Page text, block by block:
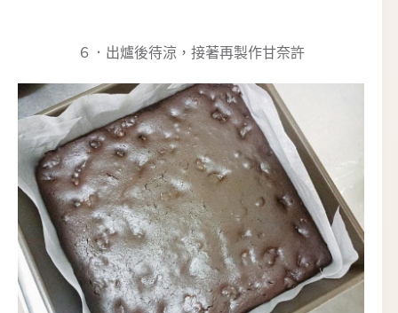
６．出爐後待涼，接著再製作甘奈許